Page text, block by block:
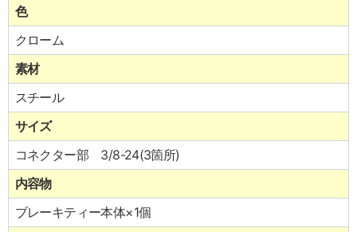
色
クローム
素材
スチール
サイズ
コネクター部 3/8-24(3箇所)
内容物
ブレーキティー本体×1個